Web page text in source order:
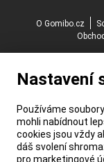
O Gomibo.cz
Nastavení
Používáme
mohli nabídnout
cookies jsou vždy
dáš svolení
pro marketingové